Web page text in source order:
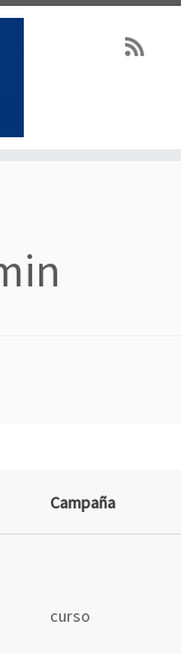
Campaña
curso